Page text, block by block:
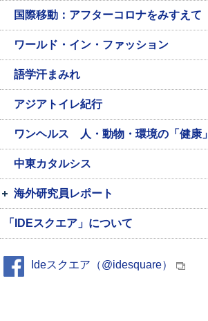
国際移動：アフターコロナをみすえて
ワールド・イン・ファッション
語学汗まみれ
アジアトイレ紀行
ワンヘルス 人・動物・環境の「健康
中東カタルシス
海外研究員レポート
「IDEスクエア」について
Ideスクエア（@idesquare）